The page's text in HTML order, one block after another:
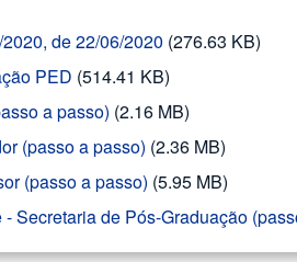
de 22/06/2020 (276.63 KB)
PED (514.41 KB)
a passo) (2.16 MB)
(passo a passo) (2.36 MB)
(passo a passo) (5.95 MB)
Secretaria de Pós-Graduação